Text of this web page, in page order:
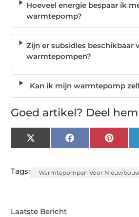
Hoeveel energie bespaar ik
warmtepomp?
Zijn er subsidies beschikbaar
warmtepompen?
Kan ik mijn warmtepomp
Goed artikel? Deel
X
(Twitter)
Facebook
Tags: Warmtepompen Voor
Laatste Bericht